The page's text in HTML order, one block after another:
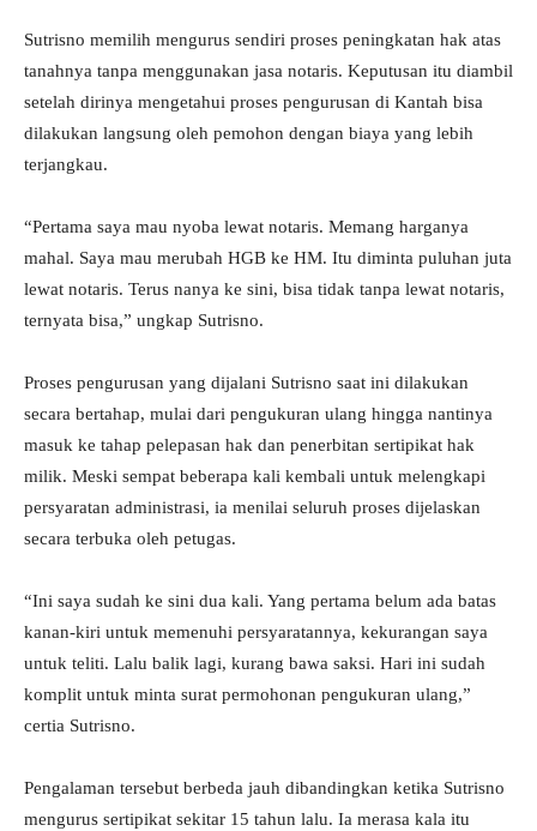
Sutrisno memilih mengurus sendiri proses peningkatan hak atas
tanahnya tanpa menggunakan jasa notaris. Keputusan itu diambil
setelah dirinya mengetahui proses pengurusan di Kantah bisa
dilakukan langsung oleh pemohon dengan biaya yang lebih
terjangkau.
“Pertama saya mau nyoba lewat notaris. Memang harganya
mahal. Saya mau merubah HGB ke HM. Itu diminta puluhan juta
lewat notaris. Terus nanya ke sini, bisa tidak tanpa lewat notaris,
ternyata bisa,” ungkap Sutrisno.
Proses pengurusan yang dijalani Sutrisno saat ini dilakukan
secara bertahap, mulai dari pengukuran ulang hingga nantinya
masuk ke tahap pelepasan hak dan penerbitan sertipikat hak
milik. Meski sempat beberapa kali kembali untuk melengkapi
persyaratan administrasi, ia menilai seluruh proses dijelaskan
secara terbuka oleh petugas.
“Ini saya sudah ke sini dua kali. Yang pertama belum ada batas
kanan-kiri untuk memenuhi persyaratannya, kekurangan saya
untuk teliti. Lalu balik lagi, kurang bawa saksi. Hari ini sudah
komplit untuk minta surat permohonan pengukuran ulang,”
certia Sutrisno.
Pengalaman tersebut berbeda jauh dibandingkan ketika Sutrisno
mengurus sertipikat sekitar 15 tahun lalu. Ia merasa kala itu